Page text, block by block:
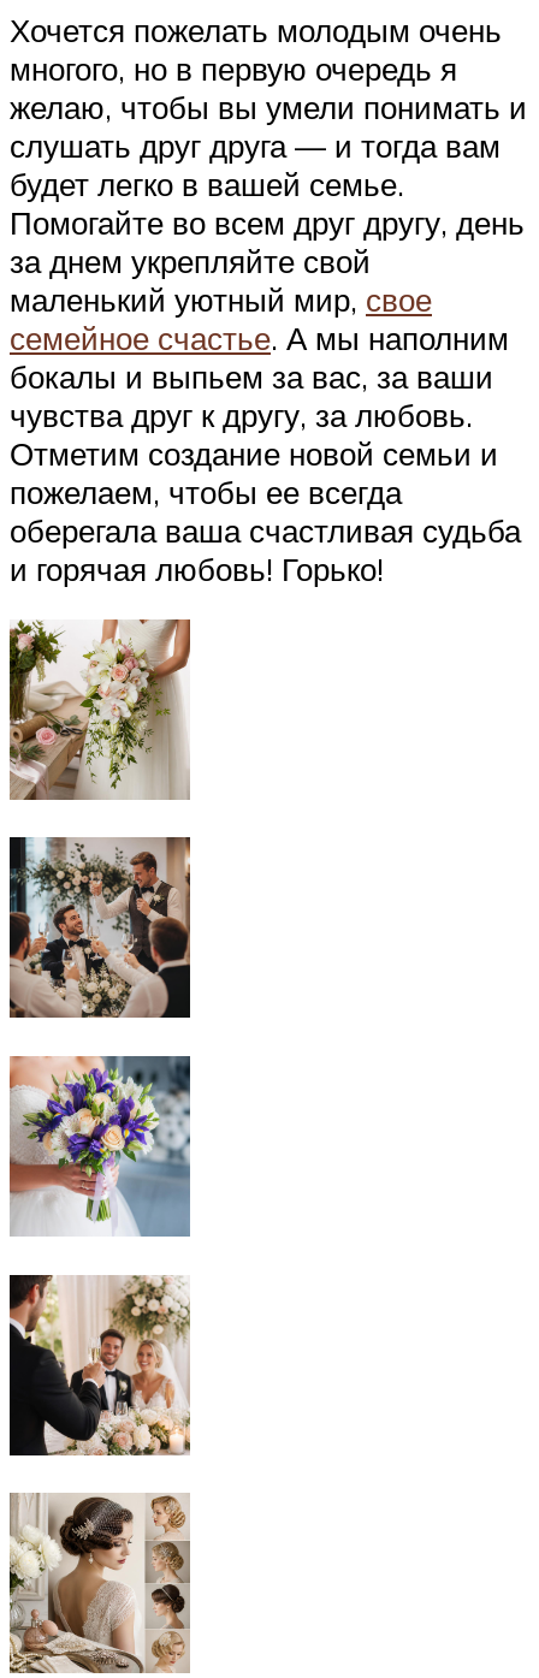
Хочется пожелать молодым очень
многого, но в первую очередь я
желаю, чтобы вы умели понимать и
слушать друг друга — и тогда вам
будет легко в вашей семье.
Помогайте во всем друг другу, день
за днем укрепляйте свой
маленький уютный мир, свое
семейное счастье. А мы наполним
бокалы и выпьем за вас, за ваши
чувства друг к другу, за любовь.
Отметим создание новой семьи и
пожелаем, чтобы ее всегда
оберегала ваша счастливая судьба
и горячая любовь! Горько!